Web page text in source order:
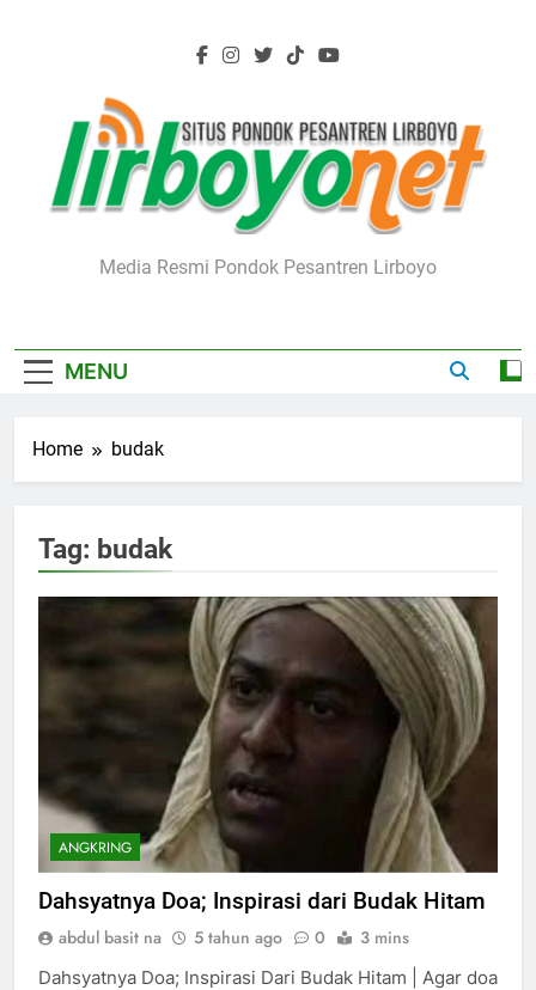
Lirboyo.net
Media Resmi Pondok Pesantren Lirboyo
MENU
Home budak
Tag: budak
ANGKRING
Dahsyatnya Doa; Inspirasi dari Budak Hitam
abdul basit na 5 tahun ago 0 3 mins
Dahsyatnya Doa; Inspirasi Dari Budak Hitam | Agar doa